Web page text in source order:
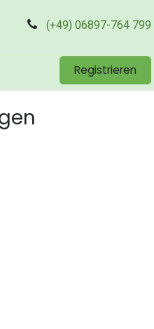
(+49) 06897-764 799
Registrieren